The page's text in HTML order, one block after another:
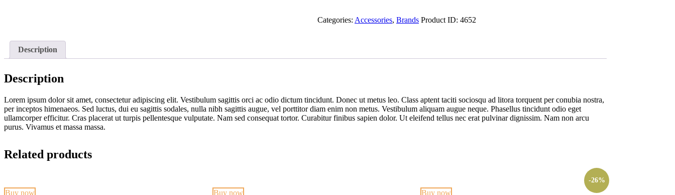
Bag
Categories: Accessories, Brands Product ID: 4652
Description
Description
Lorem ipsum dolor sit amet, consectetur adipiscing elit. Vestibulum sagittis orci ac odio dictum tincidunt. Donec ut metus leo. Class aptent taciti sociosqu ad litora torquent per conubia nostra,
per inceptos himenaeos. Sed luctus, dui eu sagittis sodales, nulla nibh sagittis augue, vel porttitor diam enim non metus. Vestibulum aliquam augue neque. Phasellus tincidunt odio eget
ullamcorper efficitur. Cras placerat ut turpis pellentesque vulputate. Nam sed consequat tortor. Curabitur finibus sapien dolor. Ut eleifend tellus nec erat pulvinar dignissim. Nam non arcu
purus. Vivamus et massa massa.
Related products
Buy now Buy now
-26%
Buy now